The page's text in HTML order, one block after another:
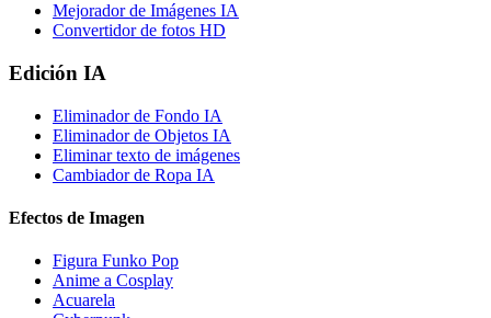
Mejorador de Imágenes IA
Convertidor de fotos HD
Edición IA
Eliminador de Fondo IA
Eliminador de Objetos IA
Eliminar texto de imágenes
Cambiador de Ropa IA
Efectos de Imagen
Figura Funko Pop
Anime a Cosplay
Acuarela